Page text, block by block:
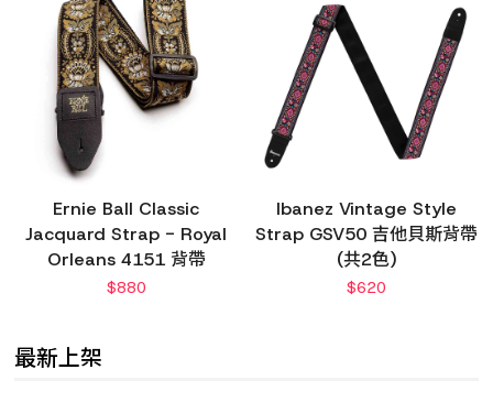
Ernie Ball Classic
Jacquard Strap - Royal
Orleans 4151 背帶
$880
Ibanez Vintage Style
Strap GSV50 吉他貝斯背帶
(共2色)
$620
最新上架